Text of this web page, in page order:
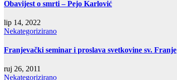
Obavijest o smrti – Pejo Karlović
lip 14, 2022
Nekategorizirano
Franjevački seminar i proslava svetkovine sv. Franje
ruj 26, 2011
Nekategorizirano